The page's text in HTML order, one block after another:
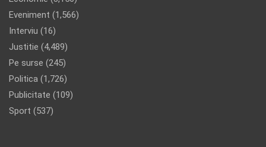
Eveniment (1,566)
Interviu (16)
Justitie (4,489)
Pe surse (245)
Politica (1,726)
Publicitate (109)
Sport (537)